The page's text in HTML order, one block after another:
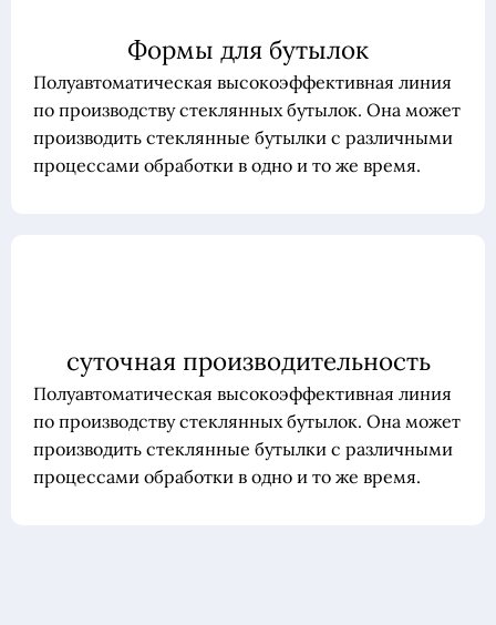
Формы для бутылок
Полуавтоматическая высокоэффективная линия
по производству стеклянных бутылок. Она может
производить стеклянные бутылки с различными
процессами обработки в одно и то же время.
суточная производительность
Полуавтоматическая высокоэффективная линия
по производству стеклянных бутылок. Она может
производить стеклянные бутылки с различными
процессами обработки в одно и то же время.